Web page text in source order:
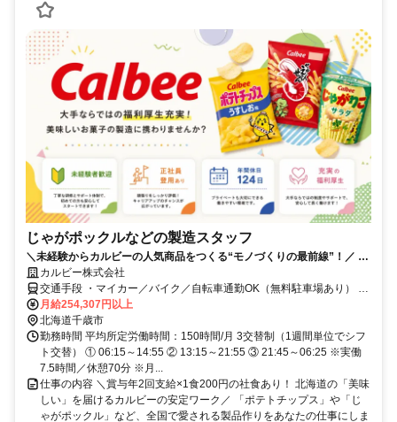
じゃがポックルなどの製造スタッフ
＼未経験からカルビーの人気商品をつくる“モノづくりの最前線”！／ ◆
未経験OK！充実の研修で安心スタート ◆年間休日124日／残業月15h以
下でプライベートも充実！ ◆正社員登用実績多数！安定して長く働ける
カルビー株式会社
交通手段 ・マイカー／バイク／自転車通勤OK（無料駐車場あり） JR
千歳線 千歳駅から車で15分 JR千歳線 長都駅から徒歩25分
月給254,307円以上
北海道千歳市
勤務時間 平均所定労働時間：150時間/月 3交替制（1週間単位でシフ
ト交替） ① 06:15～14:55 ② 13:15～21:55 ③ 21:45～06:25 ※実働
7.5時間／休憩70分 ※月...
仕事の内容 ＼賞与年2回支給×1食200円の社食あり！ 北海道の「美味
しい」を届けるカルビーの安定ワーク／ 「ポテトチップス」や「じ
ゃがポックル」など、全国で愛される製品作りをあなたの仕事にしま